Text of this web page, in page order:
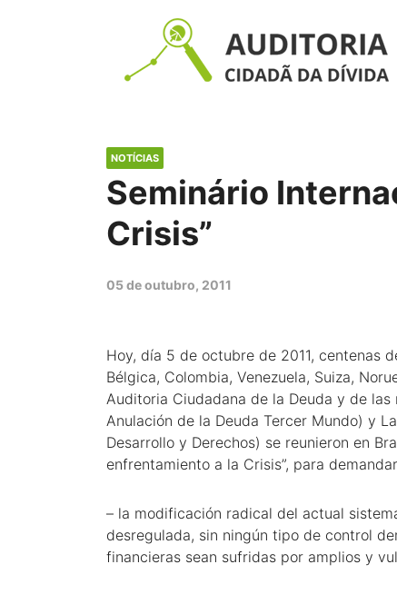
NOTÍCIAS
Seminário
Crisis”
05 de outubro, 2011
Hoy, día 5 de octubre de 2011, centenas
Bélgica, Colombia, Venezuela, Suiza,
Auditoria Ciudadana de la Deuda y de
Anulación de la Deuda Tercer Mundo) y
Desarrollo y Derechos) se reunieron en
enfrentamiento a la Crisis”, para
– la modificación radical del actual
desregulada, sin ningún tipo de control
financieras sean sufridas por amplios y